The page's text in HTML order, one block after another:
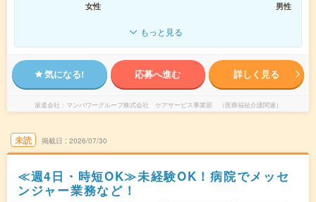
女性
男性
もっと見る
気になる! 応募へ進む 詳しく見る
派遣会社 マンパワーグループ株式会社 ケアサービス事業部 （医療福祉介護関連）
未読 掲載日 2026/07/30
≪週4日・時短OK≫未経験OK！病院でメッセ
ンジャー業務など！